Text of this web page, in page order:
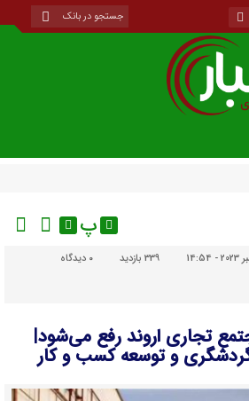
پ
339 بازدید دیدگاه
تجاری اروند رفع می‌شود|
گردشگری و توسعه کسب و کار